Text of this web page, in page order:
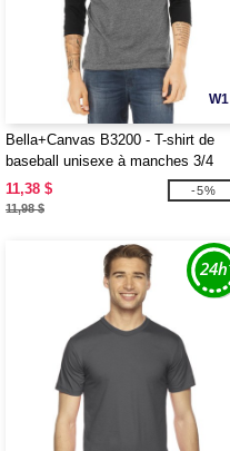
W1
Bella+Canvas B3200 - T-shirt de
baseball unisexe à manches 3/4
11,38 $
11,98 $
-5%